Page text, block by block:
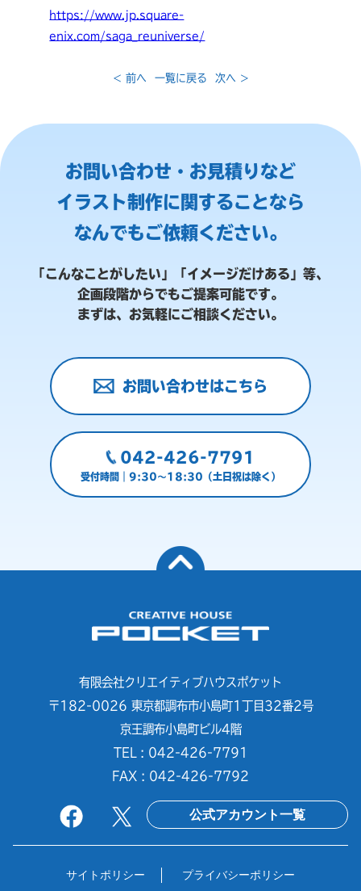
https://www.jp.square-
enix.com/saga_reuniverse/
< 前へ 一覧に戻る 次へ >
お問い合わせ・お見積りなど
イラスト制作に関することなら
なんでもご依頼ください。
「こんなことがしたい」「イメージだけある」等、
企画段階からでもご提案可能です。
まずは、お気軽にご相談ください。
お問い合わせはこちら
042-426-7791
受付時間｜9:30～18:30（土日祝は除く）
有限会社クリエイティブハウスポケット
〒182-0026 東京都調布市小島町1丁目32番2号
京王調布小島町ビル4階
TEL : 042-426-7791
FAX : 042-426-7792
公式アカウント一覧
サイトポリシー プライバシーポリシー